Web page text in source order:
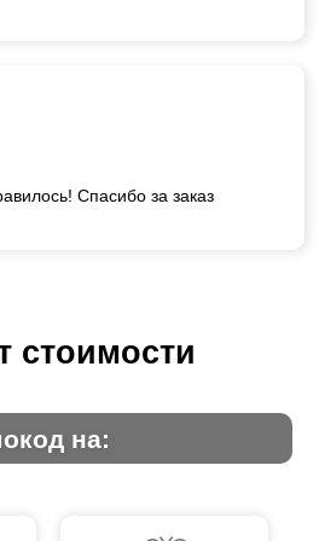
Спасибо за заказ
стоимости
на: